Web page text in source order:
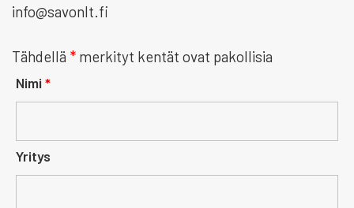
info@savonlt.fi
Tähdellä * merkityt kentät ovat pakollisia
Nimi *
Yritys